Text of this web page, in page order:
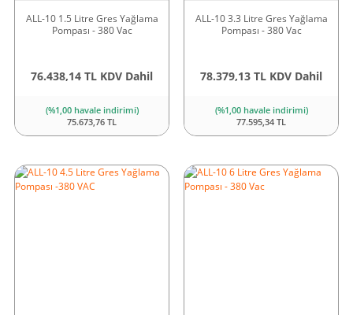
ALL-10 1.5 Litre Gres Yağlama
Pompası - 380 Vac
76.438,14 TL KDV Dahil
(%1,00 havale indirimi)
75.673,76 TL
ALL-10 3.3 Litre Gres Yağlama
Pompası - 380 Vac
78.379,13 TL KDV Dahil
(%1,00 havale indirimi)
77.595,34 TL